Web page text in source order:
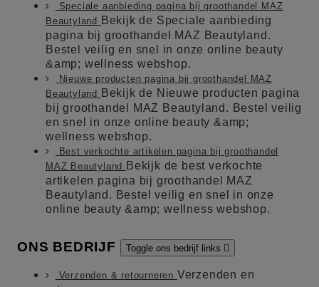
Speciale aanbieding pagina bij groothandel MAZ
Beautyland
Bekijk de Speciale aanbieding
pagina bij groothandel MAZ Beautyland.
Bestel veilig en snel in onze online beauty
&amp; wellness webshop.
Nieuwe producten pagina bij groothandel MAZ
Beautyland
Bekijk de Nieuwe producten pagina
bij groothandel MAZ Beautyland. Bestel veilig
en snel in onze online beauty &amp;
wellness webshop.
Best verkochte artikelen pagina bij groothandel
MAZ Beautyland
Bekijk de best verkochte
artikelen pagina bij groothandel MAZ
Beautyland. Bestel veilig en snel in onze
online beauty &amp; wellness webshop.
ONS BEDRIJF Toggle ons bedrijf links 
Verzenden & retourneren Verzenden en